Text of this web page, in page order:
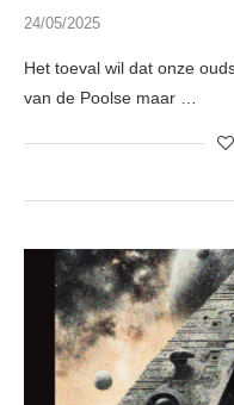
24/05/2025
Het toeval wil dat onze
van de Poolse maar …